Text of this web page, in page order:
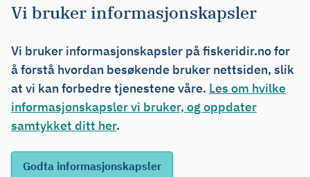
Vi bruker informasjonskapsler
Vi bruker informasjonskapsler på fiskeridir.no for
å forstå hvordan besøkende bruker nettsiden, slik
at vi kan forbedre tjenestene våre. Les om hvilke
informasjonskapsler vi bruker, og oppdater
samtykket ditt her.